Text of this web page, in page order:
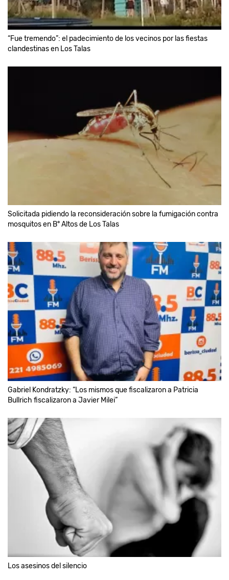
“Fue tremendo”: el padecimiento de los vecinos por las fiestas
clandestinas en Los Talas
Solicitada pidiendo la reconsideración sobre la fumigación contra
mosquitos en B° Altos de Los Talas
Gabriel Kondratzky: “Los mismos que fiscalizaron a Patricia
Bullrich fiscalizaron a Javier Milei”
Los asesinos del silencio